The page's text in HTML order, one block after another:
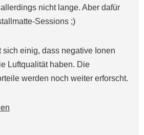
nicht lange. Aber dafür
Sessions ;)
sich einig, dass negative Ionen
Luftqualität haben. Die
werden noch weiter erforscht.